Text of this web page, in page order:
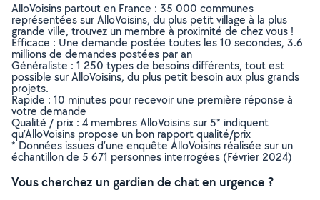
AlloVoisins partout en France : 35 000 communes
représentées sur AlloVoisins, du plus petit village à la plus
grande ville, trouvez un membre à proximité de chez vous !
Efficace : Une demande postée toutes les 10 secondes, 3.6
millions de demandes postées par an
Généraliste : 1 250 types de besoins différents, tout est
possible sur AlloVoisins, du plus petit besoin aux plus grands
projets.
Rapide : 10 minutes pour recevoir une première réponse à
votre demande
Qualité / prix : 4 membres AlloVoisins sur 5* indiquent
qu’AlloVoisins propose un bon rapport qualité/prix
* Données issues d’une enquête AlloVoisins réalisée sur un
échantillon de 5 671 personnes interrogées (Février 2024)
Vous cherchez un gardien de chat en urgence ?